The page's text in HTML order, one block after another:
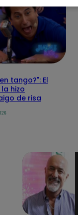
tango?": El
hizo
de risa